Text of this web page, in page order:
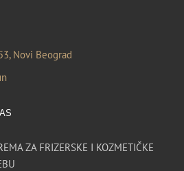
Novi Beograd
ZA FRIZERSKE I KOZMETIČKE